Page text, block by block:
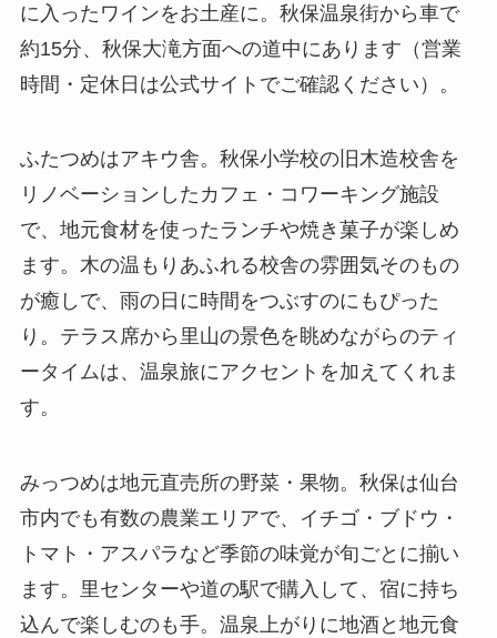
に入ったワインをお土産に。秋保温泉街から車で
約15分、秋保大滝方面への道中にあります（営業
時間・定休日は公式サイトでご確認ください）。
ふたつめはアキウ舎。秋保小学校の旧木造校舎を
リノベーションしたカフェ・コワーキング施設
で、地元食材を使ったランチや焼き菓子が楽しめ
ます。木の温もりあふれる校舎の雰囲気そのもの
が癒しで、雨の日に時間をつぶすのにもぴった
り。テラス席から里山の景色を眺めながらのティ
ータイムは、温泉旅にアクセントを加えてくれま
す。
みっつめは地元直売所の野菜・果物。秋保は仙台
市内でも有数の農業エリアで、イチゴ・ブドウ・
トマト・アスパラなど季節の味覚が旬ごとに揃い
ます。里センターや道の駅で購入して、宿に持ち
込んで楽しむのも手。温泉上がりに地酒と地元食